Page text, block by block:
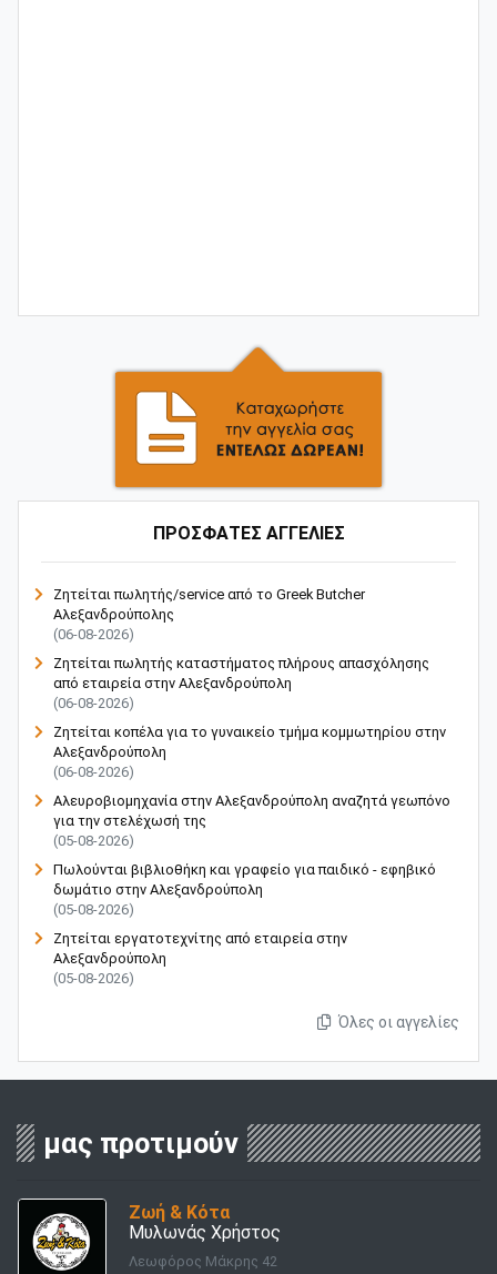
ΠΡΟΣΦΑΤΕΣ ΑΓΓΕΛΙΕΣ
Ζητείται πωλητής/service από το Greek Butcher
Αλεξανδρούπολης
(06-08-2026)
Ζητείται πωλητής καταστήματος πλήρους απασχόλησης
από εταιρεία στην Αλεξανδρούπολη
(06-08-2026)
Ζητείται κοπέλα για το γυναικείο τμήμα κομμωτηρίου στην
Αλεξανδρούπολη
(06-08-2026)
Αλευροβιομηχανία στην Αλεξανδρούπολη αναζητά γεωπόνο
για την στελέχωσή της
(05-08-2026)
Πωλούνται βιβλιοθήκη και γραφείο για παιδικό - εφηβικό
δωμάτιο στην Αλεξανδρούπολη
(05-08-2026)
Ζητείται εργατοτεχνίτης από εταιρεία στην
Αλεξανδρούπολη
(05-08-2026)
Όλες οι αγγελίες
μας προτιμούν
Ζωή & Κότα
Μυλωνάς Χρήστος
Λεωφόρος Μάκρης 42